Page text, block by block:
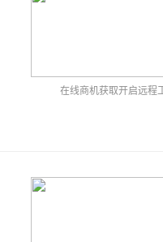
在线商机获取开启远程